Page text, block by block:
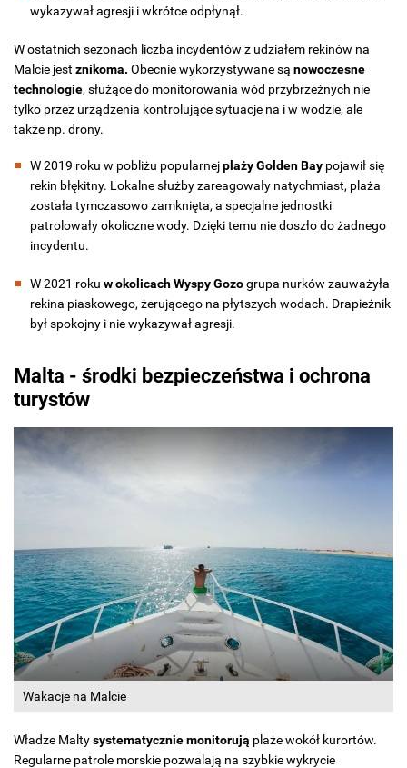
wykazywał agresji i wkrótce odpłynął.
W ostatnich sezonach liczba incydentów z udziałem rekinów na
Malcie jest znikoma. Obecnie wykorzystywane są nowoczesne
technologie, służące do monitorowania wód przybrzeżnych nie
tylko przez urządzenia kontrolujące sytuacje na i w wodzie, ale
także np. drony.
W 2019 roku w pobliżu popularnejplaży Golden Bay pojawił się
rekin błękitny. Lokalne służby zareagowały natychmiast, plaża
została tymczasowo zamknięta, a specjalne jednostki
patrolowały okoliczne wody. Dzięki temu nie doszło do żadnego
incydentu.
W 2021 roku w okolicach Wyspy Gozogrupa nurków zauważyła
rekina piaskowego, żerującego na płytszych wodach. Drapieżnik
był spokojny i nie wykazywał agresji.
Malta - środki bezpieczeństwa i ochrona
turystów
Wakacje na Malcie
Władze Maltysystematycznie monitorują plaże wokół kurortów.
Regularne patrole morskie pozwalają na szybkie wykrycie